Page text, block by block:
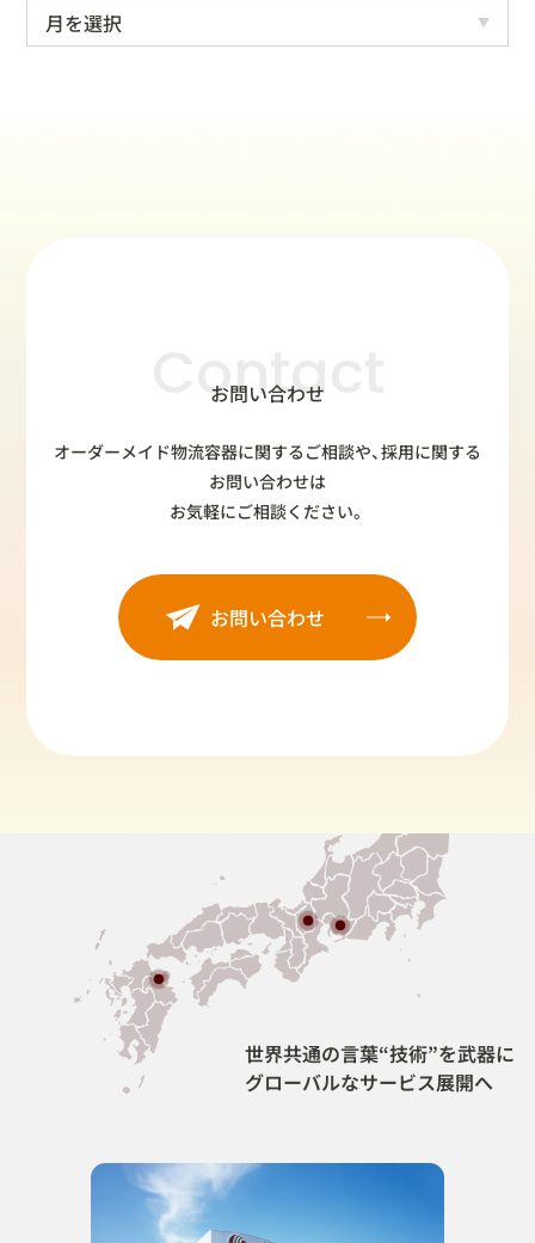
Contact
お問い合わせ
オーダーメイド物流容器に関するご相談や、採用に関する
お問い合わせは
お気軽にご相談ください。
お問い合わせ
世界共通の言葉“技術”を武器に
グローバルなサービス展開へ